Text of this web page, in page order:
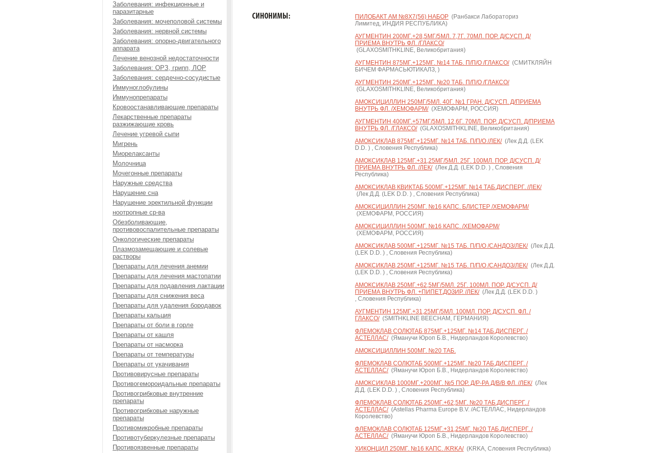
Заболевания: инфекционные и
паразитарные
Заболевания: мочеполовой системы
Заболевания: нервной системы
Заболевания: опорно-двигательного
аппарата
Лечение венозной недостаточности
Заболевания: ОРЗ, грипп, ЛОР
Заболевания: сердечно-сосудистые
Иммуноглобулины
Иммунопрепараты
Кровоостанавливающие препараты
Лекарственные препараты
разжижающие кровь
Лечение угревой сыпи
Мигрень
Миорелаксанты
Молочница
Мочегонные препараты
Наружные средства
Нарушение сна
Нарушение эректильной функции
ноотропные ср-ва
Обезболивающие,
противовоспалительные препараты
Онкологические препараты
Плазмозамещающие и солевые
растворы
Препараты для лечения анемии
Препараты для лечения мастопатии
Препараты для подавления лактации
Препараты для снижения веса
Препараты для удаления бородавок
Препараты кальция
Препараты от боли в горле
Препараты от кашля
Препараты от насморка
Препараты от температуры
Препараты от укачивания
Противовирусные препараты
Противогемороидальные препараты
Противогрибковые внутренние
препараты
Противогрибковые наружные
препараты
Противомикробные препараты
Противотуберкулезные препараты
Противоязвенные препараты
СИНОНИМЫ: ПИЛОБАКТ АМ №8Х7(56) НАБОР (Ранбакси Лабораториз
Лимитед, ИНДИЯ РЕСПУБЛИКА)
АУГМЕНТИН 200МГ.+28,5МГ/5МЛ. 7,7Г. 70МЛ. ПОР. Д/СУСП. Д/
ПРИЕМА ВНУТРЬ ФЛ. /ГЛАКСО/
(GLAXOSMITHKLINE, Великобритания)
АУГМЕНТИН 875МГ.+125МГ. №14 ТАБ. П/П/О /ГЛАКСО/(СМИТКЛЯЙН
БИЧЕМ ФАРМАСЬЮТИКАЛЗ, )
АУГМЕНТИН 250МГ.+125МГ. №20 ТАБ. П/П/О /ГЛАКСО/
(GLAXOSMITHKLINE, Великобритания)
АМОКСИЦИЛЛИН 250МГ/5МЛ. 40Г. №1 ГРАН. Д/СУСП. Д/ПРИЕМА
ВНУТРЬ ФЛ. /ХЕМОФАРМ/(ХЕМОФАРМ, РОССИЯ)
АУГМЕНТИН 400МГ.+57МГ/5МЛ. 12,6Г. 70МЛ. ПОР. Д/СУСП. Д/ПРИЕМА
ВНУТРЬ ФЛ. /ГЛАКСО/(GLAXOSMITHKLINE, Великобритания)
АМОКСИКЛАВ 875МГ.+125МГ. №14 ТАБ. П/П/О /ЛЕК/(Лек Д.Д. (LEK
D.D. ) , Словения Республика)
АМОКСИКЛАВ 125МГ.+31,25МГ/5МЛ. 25Г. 100МЛ. ПОР. Д/СУСП. Д/
ПРИЕМА ВНУТРЬ ФЛ. /ЛЕК/(Лек Д.Д. (LEK D.D. ) , Словения
Республика)
АМОКСИКЛАВ КВИКТАБ 500МГ.+125МГ. №14 ТАБ.ДИСПЕРГ. /ЛЕК/
(Лек Д.Д. (LEK D.D. ) , Словения Республика)
АМОКСИЦИЛЛИН 250МГ. №16 КАПС. БЛИСТЕР /ХЕМОФАРМ/
(ХЕМОФАРМ, РОССИЯ)
АМОКСИЦИЛЛИН 500МГ. №16 КАПС. /ХЕМОФАРМ/
(ХЕМОФАРМ, РОССИЯ)
АМОКСИКЛАВ 500МГ.+125МГ. №15 ТАБ. П/П/О /САНДОЗ/ЛЕК/(Лек Д.Д.
(LEK D.D. ) , Словения Республика)
АМОКСИКЛАВ 250МГ.+125МГ. №15 ТАБ. П/П/О /САНДОЗ/ЛЕК/(Лек Д.Д.
(LEK D.D. ) , Словения Республика)
АМОКСИКЛАВ 250МГ.+62,5МГ/5МЛ. 25Г. 100МЛ. ПОР. Д/СУСП. Д/
ПРИЕМА ВНУТРЬ ФЛ. +ПИПЕТ.ДОЗИР. /ЛЕК/(Лек Д.Д. (LEK D.D. )
, Словения Республика)
АУГМЕНТИН 125МГ.+31,25МГ/5МЛ. 100МЛ. ПОР. Д/СУСП. ФЛ. /
ГЛАКСО/(SMITHKLINE BEECHAM, ГЕРМАНИЯ)
ФЛЕМОКЛАВ СОЛЮТАБ 875МГ.+125МГ. №14 ТАБ.ДИСПЕРГ. /
АСТЕЛЛАС/(Яманучи Юроп Б.В., Нидерландов Королевство)
АМОКСИЦИЛЛИН 500МГ. №20 ТАБ.
ФЛЕМОКЛАВ СОЛЮТАБ 500МГ.+125МГ. №20 ТАБ.ДИСПЕРГ. /
АСТЕЛЛАС/(Яманучи Юроп Б.В., Нидерландов Королевство)
АМОКСИКЛАВ 1000МГ.+200МГ. №5 ПОР. Д/Р-РА Д/В/В ФЛ. /ЛЕК/(Лек
Д.Д. (LEK D.D. ) , Словения Республика)
ФЛЕМОКЛАВ СОЛЮТАБ 250МГ.+62,5МГ. №20 ТАБ.ДИСПЕРГ. /
АСТЕЛЛАС/(Astellas Pharma Europe B.V. /АСТЕЛЛАС, Нидерландов
Королевство)
ФЛЕМОКЛАВ СОЛЮТАБ 125МГ.+31,25МГ. №20 ТАБ.ДИСПЕРГ. /
АСТЕЛЛАС/(Яманучи Юроп Б.В., Нидерландов Королевство)
ХИКОНЦИЛ 250МГ. №16 КАПС. /KRKA/(KRKA, Словения Республика)